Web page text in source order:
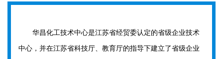
华昌化工技术中心是江苏省经贸委认定的省级企业技术
中心，并在江苏省科技厅、教育厅的指导下建立了省级企业